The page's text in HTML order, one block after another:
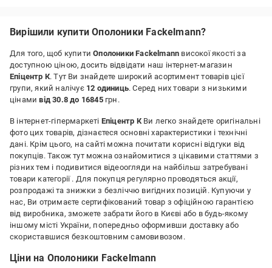
Вирішили купити Ополоники Fackelmann?
Для того, щоб купитиОполоники Fackelmann високої якості за
доступною ціною, досить відвідати наш інтернет-магазин
Епіцентр К. Тут Ви знайдете широкий асортимент товарів цієї
групи, який налічує 12 одиниць. Серед них товари з низькими
цінамивід 30.8 до 16845грн.
В інтернет-гіпермаркеті Епіцентр КВи легко знайдете оригінальні
фото цих товарів, дізнаєтеся основні характеристики і технічні
дані. Крім цього, на сайті можна почитати корисні відгуки від
покупців. Також тут можна ознайомитися з цікавими статтями з
різних тем і подивитися відеоогляди на найбільш затребувані
товари категорії . Для покупця регулярно проводяться акції,
розпродажі та знижки з безліччю вигідних позицій. Купуючи у
нас, Ви отримаєте сертифікований товар з офіційною гарантією
від виробника, зможете забрати його в Києві або в будь-якому
іншому місті України, попередньо оформивши доставку або
скориставшися безкоштовним самовивозом.
Ціни на Ополоники Fackelmann